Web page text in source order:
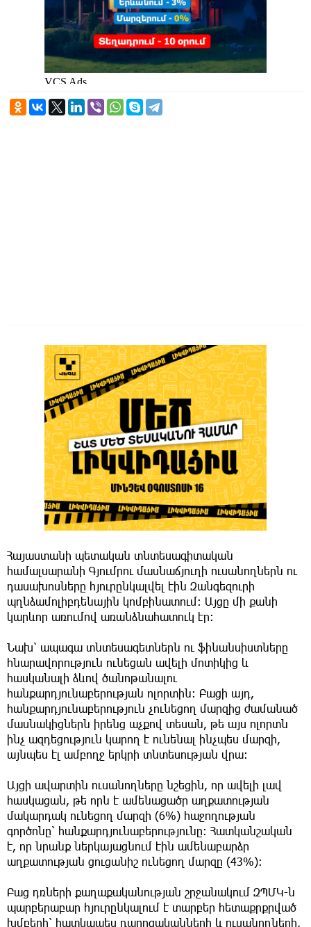
Հայաստանի պետական տնտեսագիտական
համալսարանի Գյումրու մասնաճյուղի ուսանողներն ու
դասախոսները հյուրընկալվել էին Զանգեզուրի
պղնձամոլիբդենային կոմբինատում։ Այցը մի քանի
կարևոր առումով առանձնահատուկ էր։
Նախ՝ ապագա տնտեսագետներն ու ֆինանսիստները
հնարավորություն ունեցան ավելի մոտիկից և
հասկանալի ձևով ծանոթանալու
հանքարդյունաբերության ոլորտին։ Բացի այդ,
հանքարդյունաբերություն չունեցող մարզից ժամանած
մասնակիցներն իրենց աչքով տեսան, թե այս ոլորտն
ինչ ազդեցություն կարող է ունենալ ինչպես մարզի,
այնպես էլ ամբողջ երկրի տնտեսության վրա։
Այցի ավարտին ուսանողները նշեցին, որ ավելի լավ
հասկացան, թե որն է ամենացածր աղքատության
մակարդակ ունեցող մարզի (6%) հաջողության
գործոնը՝ հանքարդյունաբերությունը։ Հատկանշական
է, որ նրանք ներկայացնում էին ամենաբարձր
աղքատության ցուցանիշ ունեցող մարզը (43%)։
Բաց դռների քաղաքականության շրջանակում ԶՊՄԿ-ն
պարբերաբար հյուրընկալում է տարբեր հետաքրքրված
խմբերի՝ հատկապես դպրոցականների և ուսանողների,